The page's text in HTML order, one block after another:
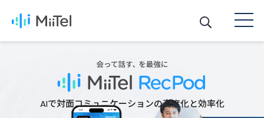
AIで対面コミュニケーションの高度化と効率化